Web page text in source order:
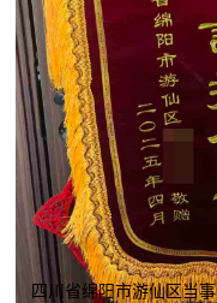
四川省绵阳市游仙区当